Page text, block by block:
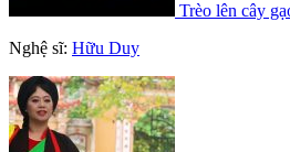
Trèo lên cây
Nghệ sĩ: Hữu Duy